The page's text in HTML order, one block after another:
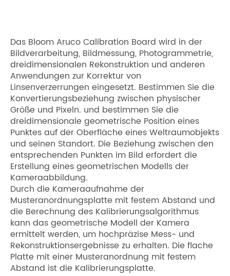
Das Bloom Aruco Calibration Board wird in der
Bildverarbeitung, Bildmessung, Photogrammetrie,
dreidimensionalen Rekonstruktion und anderen
Anwendungen zur Korrektur von
Linsenverzerrungen eingesetzt. Bestimmen Sie die
Konvertierungsbeziehung zwischen physischer
Größe und Pixeln. und bestimmen Sie die
dreidimensionale geometrische Position eines
Punktes auf der Oberfläche eines Weltraumobjekts
und seinen Standort. Die Beziehung zwischen den
entsprechenden Punkten im Bild erfordert die
Erstellung eines geometrischen Modells der
Kameraabbildung.
Durch die Kameraaufnahme der
Musteranordnungsplatte mit festem Abstand und
die Berechnung des Kalibrierungsalgorithmus
kann das geometrische Modell der Kamera
ermittelt werden, um hochpräzise Mess- und
Rekonstruktionsergebnisse zu erhalten. Die flache
Platte mit einer Musteranordnung mit festem
Abstand ist die Kalibrierungsplatte.